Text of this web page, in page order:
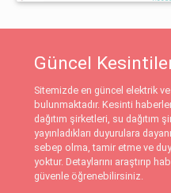
Güncel
Sitemizde en güncel elektrik
bulunmaktadır. Kesinti
dağıtım şirketleri, su dağıtım
yayınladıkları duyurulara
sebep olma, tamir etme ve
yoktur. Detaylarını araştırıp
güvenle öğrenebilirsiniz.